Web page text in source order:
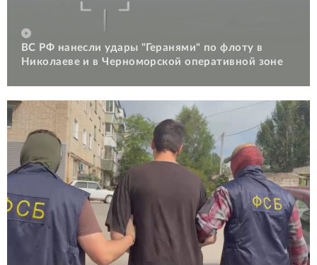
ВС РФ нанесли удары "Геранями" по флоту в
Николаеве и в Черноморской оперативной зоне